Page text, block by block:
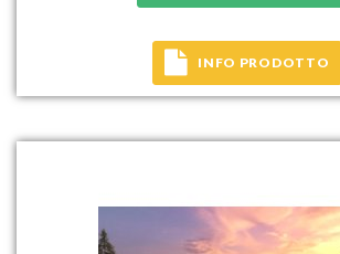
INFO PRODOTTO